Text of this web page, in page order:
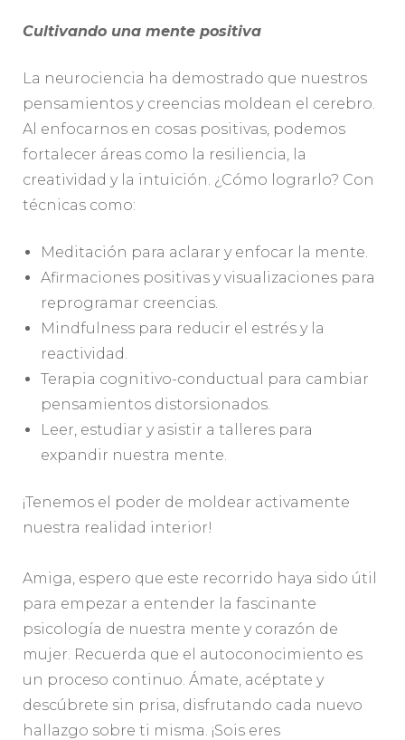
Cultivando una mente positiva
La neurociencia ha demostrado que nuestros
pensamientos y creencias moldean el cerebro.
Al enfocarnos en cosas positivas, podemos
fortalecer áreas como la resiliencia, la
creatividad y la intuición. ¿Cómo lograrlo? Con
técnicas como:
Meditación para aclarar y enfocar la mente.
Afirmaciones positivas y visualizaciones para
reprogramar creencias.
Mindfulness para reducir el estrés y la
reactividad.
Terapia cognitivo-conductual para cambiar
pensamientos distorsionados.
Leer, estudiar y asistir a talleres para
expandir nuestra mente.
¡Tenemos el poder de moldear activamente
nuestra realidad interior!
Amiga, espero que este recorrido haya sido útil
para empezar a entender la fascinante
psicología de nuestra mente y corazón de
mujer. Recuerda que el autoconocimiento es
un proceso continuo. Ámate, acéptate y
descúbrete sin prisa, disfrutando cada nuevo
hallazgo sobre ti misma. ¡Sois eres